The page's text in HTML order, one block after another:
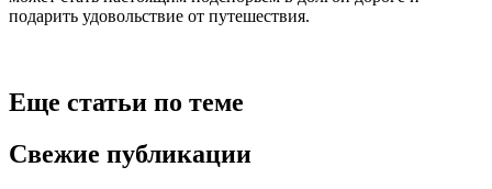
подарить удовольствие от путешествия.
Еще статьи по теме
Свежие публикации